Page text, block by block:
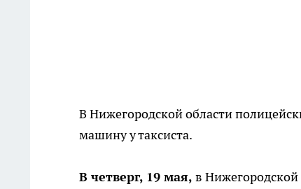
В Нижегородской области
машину у таксиста.
В четверг, 19 мая, в